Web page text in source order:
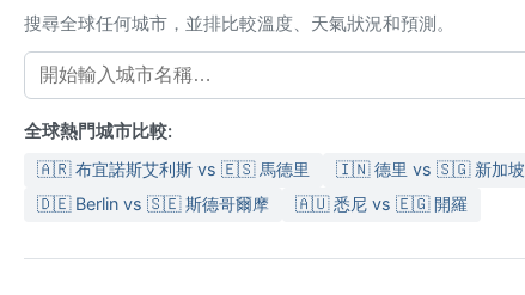
搜尋全球任何城市，並排比較溫度、天氣狀況和預測。
全球熱門城市比較:
🇦🇷 布宜諾斯艾利斯 vs 🇪🇸 馬德里 🇮🇳 德里 vs 🇸🇬 新加坡
🇩🇪 Berlin vs 🇸🇪 斯德哥爾摩
🇦🇺 悉尼 vs 🇪🇬 開羅